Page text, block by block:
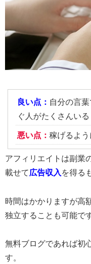
良い点： 自分の言
ぐ人がたくさんいる
悪い点： 稼げるよ
アフィリエイトは副業
載せて広告収入 を得る
時間はかかりますが高
独立することも可能です
無料ブログであれば初
す。